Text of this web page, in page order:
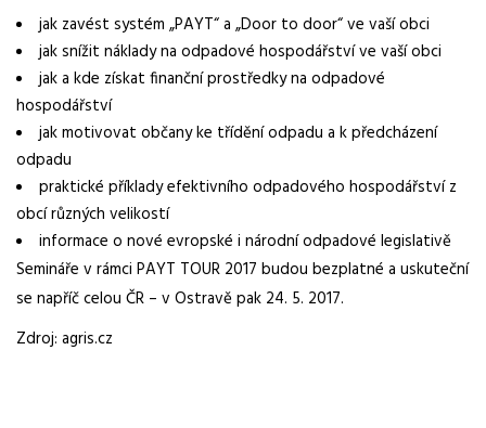
jak zavést systém „PAYT“ a „Door to door“ ve vaší obci
jak snížit náklady na odpadové hospodářství ve vaší obci
jak a kde získat finanční prostředky na odpadové
hospodářství
jak motivovat občany ke třídění odpadu a k předcházení
odpadu
praktické příklady efektivního odpadového hospodářství z
obcí různých velikostí
informace o nové evropské i národní odpadové legislativě
Semináře v rámci PAYT TOUR 2017 budou bezplatné a uskuteční
se napříč celou ČR – v Ostravě pak 24. 5. 2017.
Zdroj: agris.cz